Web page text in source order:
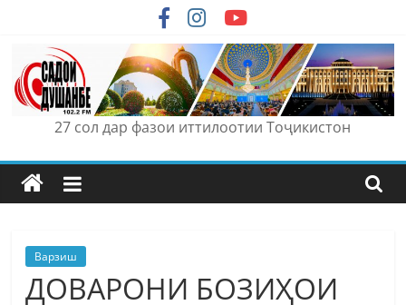
content
27 сол дар фазои иттилоотии Тоҷикистон
Варзиш
ДОВАРОНИ БОЗИҲОИ